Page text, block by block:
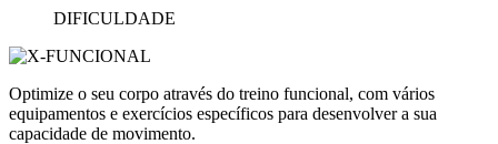
DIFICULDADE
Optimize o seu corpo através do treino funcional, com vários
equipamentos e exercícios específicos para desenvolver a sua
capacidade de movimento.